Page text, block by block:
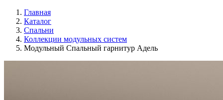
Главная
Каталог
Спальни
Коллекции модульных систем
Модульный Спальный гарнитур Адель